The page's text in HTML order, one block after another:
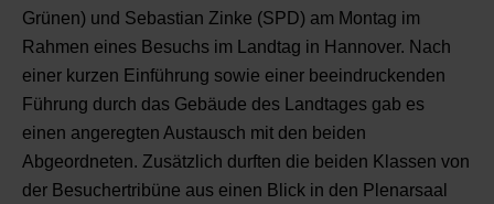
Grünen) und Sebastian Zinke (SPD) am Montag im
Rahmen eines Besuchs im Landtag in Hannover. Nach
einer kurzen Einführung sowie einer beeindruckenden
Führung durch das Gebäude des Landtages gab es
einen angeregten Austausch mit den beiden
Abgeordneten. Zusätzlich durften die beiden Klassen von
der Besuchertribüne aus einen Blick in den Plenarsaal